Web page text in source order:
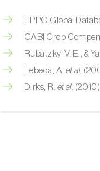
EPPO Global
CABI Crop
Rubatzky, V. E., &
Lebeda, A. et al.
Dirks, R. et al.